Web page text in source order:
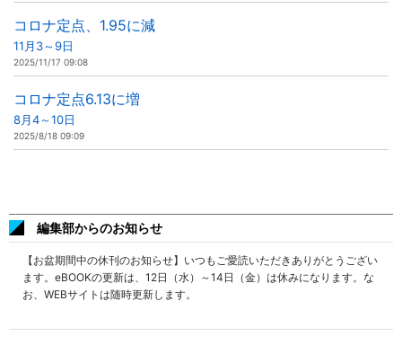
コロナ定点、1.95に減
11月3～9日
2025/11/17 09:08
コロナ定点6.13に増
8月4～10日
2025/8/18 09:09
編集部からのお知らせ
【お盆期間中の休刊のお知らせ】いつもご愛読いただきありがとうござい
ます。eBOOKの更新は、12日（水）～14日（金）は休みになります。な
お、WEBサイトは随時更新します。